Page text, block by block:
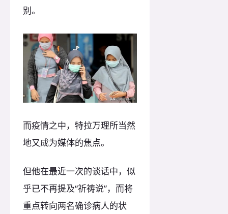
别。
而疫情之中，特拉万理所当然
地又成为媒体的焦点。
但他在最近一次的谈话中，似
乎已不再提及“祈祷说”，而将
重点转向两名确诊病人的状